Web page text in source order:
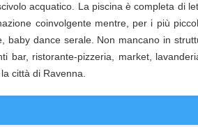
acquatico. La piscina è completa di
coinvolgente mentre, per i più
baby dance serale. Non mancano in
bar, ristorante-pizzeria, market,
città di Ravenna.